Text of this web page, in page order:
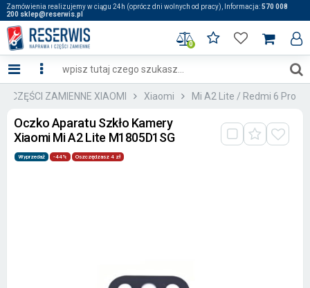
Zamówienia realizujemy w ciągu 24h (oprócz dni wolnych od pracy), Informacja:570 008
200 sklep@reserwis.pl
0
:: CZĘŚCI ZAMIENNE XIAOMI Xiaomi Mi A2 Lite / Redmi 6 Pro
Oczko Aparatu Szkło Kamery
Xiaomi Mi A2 Lite M1805D1SG
Wyprzedaż -44% Oszczędzasz 4 zł